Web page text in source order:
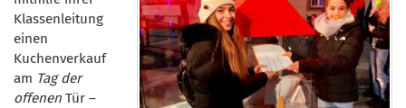
Klassenleitung
einen
Kuchenverkauf
am Tag der
offenen Tür –